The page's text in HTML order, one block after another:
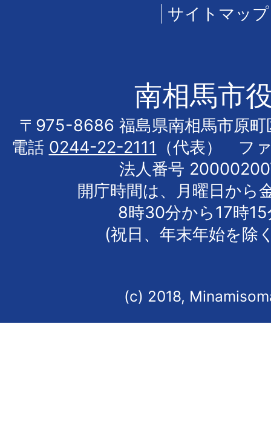
サイトマップ
南相馬市
〒975-8686 福島県南相馬市原町
電話 0244-22-2111
（代表） フ
法人番号
開庁時間は、月曜日から
8時30分から17時
(祝日、年末年始を除
(c) 2018,